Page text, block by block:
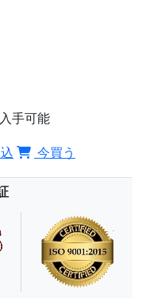
手可能
今買う